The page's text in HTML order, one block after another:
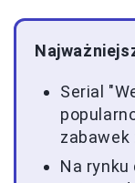
Serial
zabawek
Na